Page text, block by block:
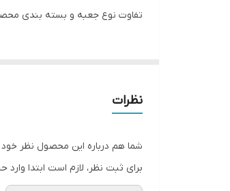
تفاوت نوع جعبه و بسته بندی
نظرات
شما هم درباره این محصول نظر خود
برای ثبت نظر، لازم است ابتدا